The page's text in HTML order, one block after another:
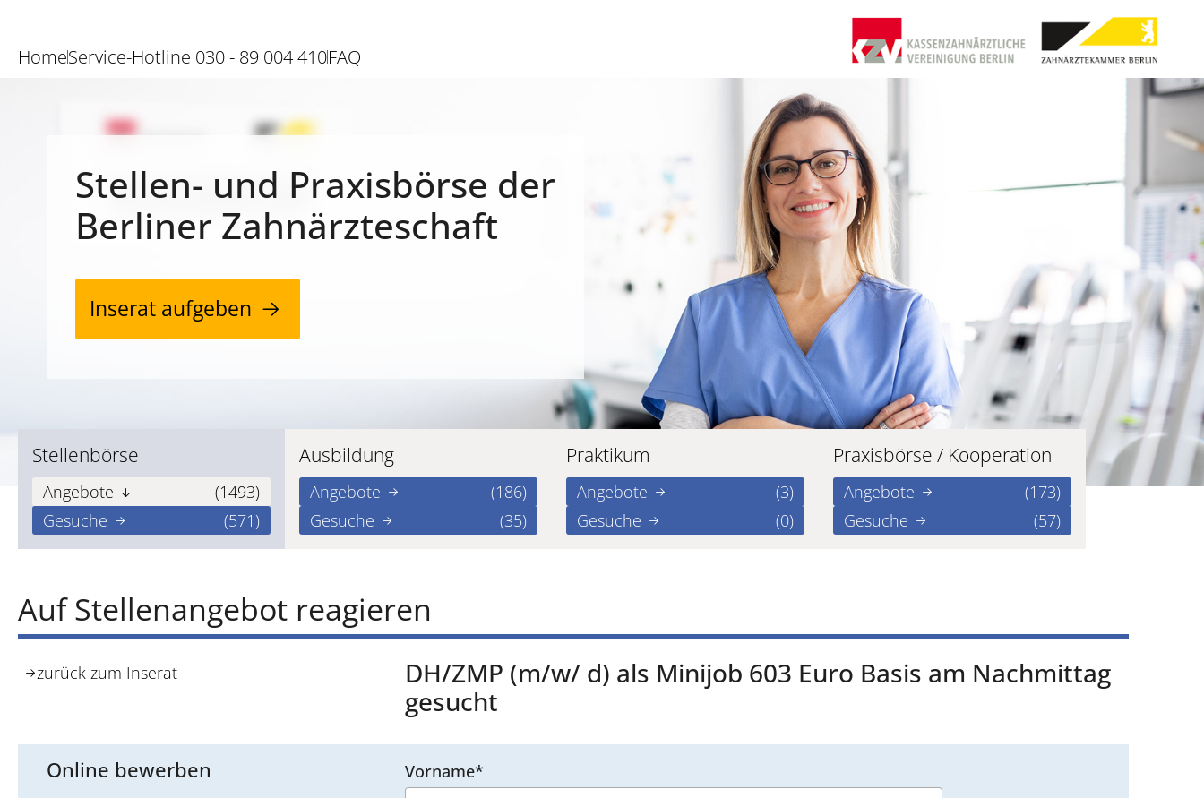
HomeService-Hotline 030 - 89 004 410FAQ
Stellen- und Praxisbörse der
Berliner Zahnärzteschaft
Inserat aufgeben
Stellenbörse
Angebote
(1493)
Gesuche
(571)
Ausbildung
Angebote
(186)
Gesuche
(35)
Praktikum
Angebote
(3)
Gesuche
(0)
Praxisbörse / Kooperation
Angebote
(173)
Gesuche
(57)
Auf Stellenangebot reagieren
zurück zum Inserat
DH/ZMP (m/w/ d) als Minijob 603 Euro Basis am Nachmittag
gesucht
Online bewerben Vorname*